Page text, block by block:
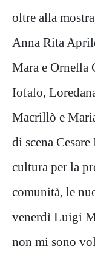
oltre alla
Anna Rita
Mara e Ornella
Iofalo,
Macrillò e
di scena
cultura per la
comunità, le
venerdì Luigi
non mi sono